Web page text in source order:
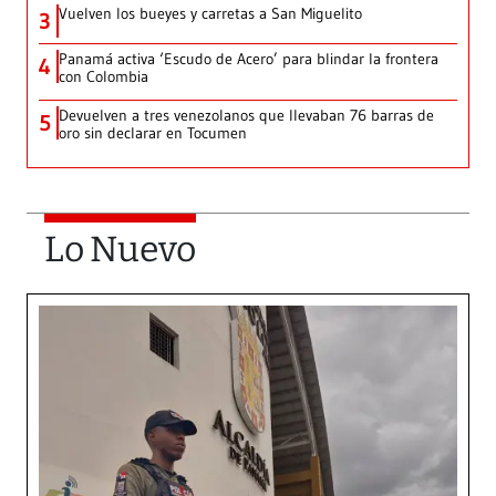
3 Vuelven los bueyes y carretas a San Miguelito
4 Panamá activa ‘Escudo de Acero’ para blindar la frontera
con Colombia
5 Devuelven a tres venezolanos que llevaban 76 barras de
oro sin declarar en Tocumen
Lo Nuevo